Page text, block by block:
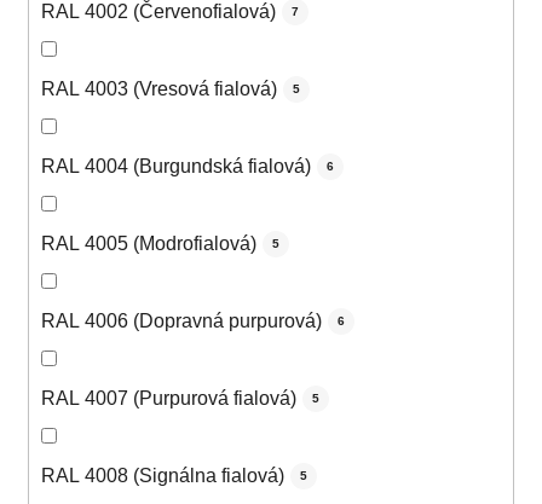
RAL 4002 (Červenofialová) 7
RAL 4003 (Vresová fialová) 5
RAL 4004 (Burgundská fialová) 6
RAL 4005 (Modrofialová) 5
RAL 4006 (Dopravná purpurová) 6
RAL 4007 (Purpurová fialová) 5
RAL 4008 (Signálna fialová) 5